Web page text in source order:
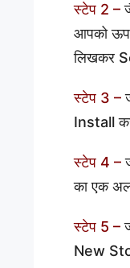
स्टेप 2 –
आपको
लिखकर
स्टेप 3 –
Install
स्टेप 4 –
का एक
स्टेप 5 –
New